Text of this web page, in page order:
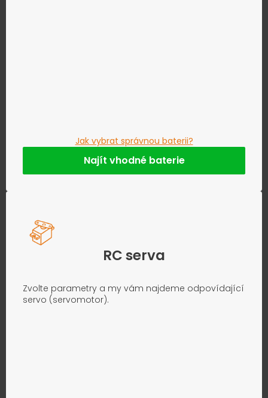
Jak vybrat správnou baterii?
Najít vhodné baterie
RC serva
Zvolte parametry a my vám najdeme odpovídající
servo (servomotor).